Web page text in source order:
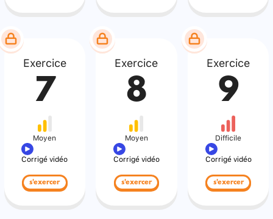
Exercice
7
Moyen
Corrigé vidéo
s'exercer
Exercice
8
Moyen
Corrigé vidéo
s'exercer
Exercice
9
Difficile
Corrigé vidéo
s'exercer